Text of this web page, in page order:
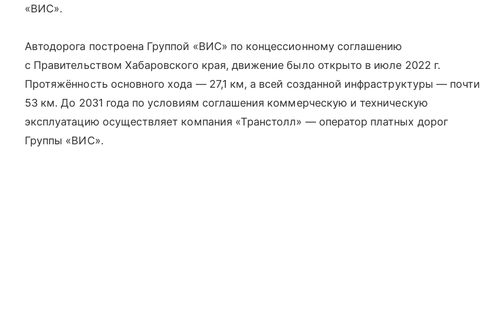
«ВИС».
Автодорога построена Группой «ВИС» по концессионному соглашению
с Правительством Хабаровского края, движение было открыто в июле 2022 г.
Протяжённость основного хода — 27,1 км, а всей созданной инфраструктуры — почти
53 км. До 2031 года по условиям соглашения коммерческую и техническую
эксплуатацию осуществляет компания «Транстолл» — оператор платных дорог
Группы «ВИС».